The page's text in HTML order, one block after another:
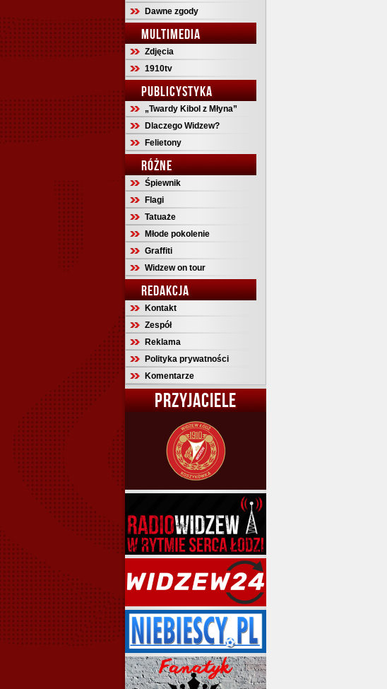
Dawne zgody
MULTIMEDIA
Zdjęcia
1910tv
PUBLICYSTYKA
„Twardy Kibol z Młyna”
Dlaczego Widzew?
Felietony
RÓŻNE
Śpiewnik
Flagi
Tatuaże
Młode pokolenie
Graffiti
Widzew on tour
REDAKCJA
Kontakt
Zespół
Reklama
Polityka prywatności
Komentarze
PRZYJACIELE